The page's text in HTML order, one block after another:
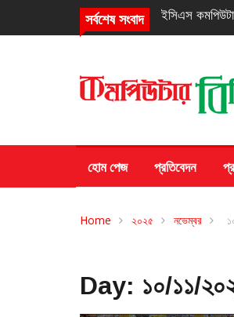
সর্বশেষ সংবাদ নিরবচ্ছিন্ন
হোম পেজ প্রতিবেদন
Home ২০২৫ নভেম্বর
Day: ১০/১১/